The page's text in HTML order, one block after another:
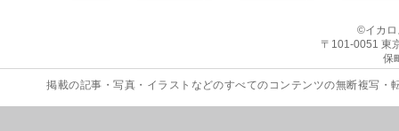
©イカ
〒101-0051 東
保
掲載の記事・写真・イラストなどのすべてのコンテンツの無断複